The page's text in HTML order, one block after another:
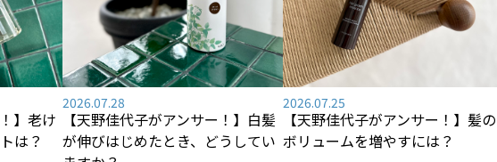
】老け
は？
2026.07.28
【天野佳代子がアンサー！】白髪
が伸びはじめたとき、どうしてい
2026.07.25
【天野佳代子がアンサー！】髪の
ボリュームを増やすには？